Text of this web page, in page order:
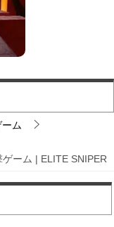
めるのが魅力のブラウ
下から始まるバトロワ
ム
ーム | ELITE SNIPER